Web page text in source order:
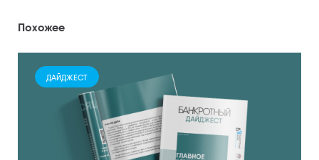
Похожее
ДАЙДЖЕСТ